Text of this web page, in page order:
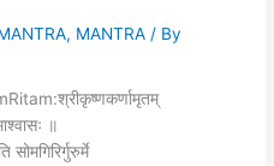
, MANTRA / By
॥
सोमगिरिर्गुरुर्मे